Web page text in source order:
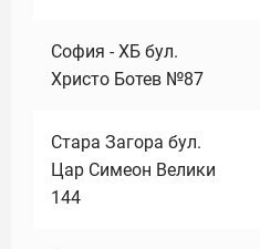
София - ХБ бул.
Христо Ботев №87
Стара Загора бул.
Цар Симеон Велики
144